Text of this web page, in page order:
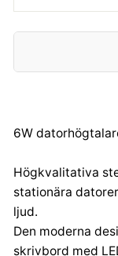
6W
Högkvalitativa
stationära
ljud.
Den moderna
skrivbord med